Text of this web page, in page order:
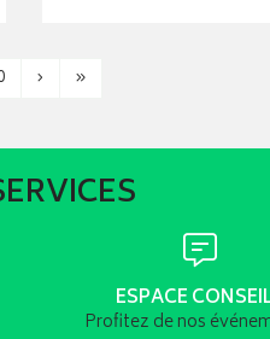
› »
ESPACE
Profitez de nos